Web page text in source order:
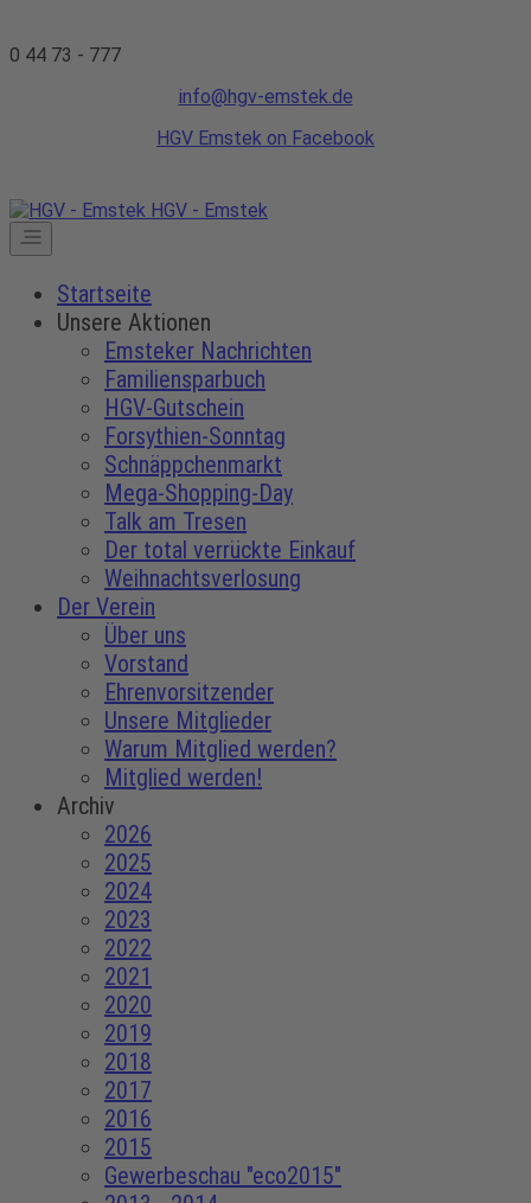
0 44 73 - 777
info@hgv-emstek.de
HGV Emstek on Facebook
HGV - Emstek
Startseite
Unsere Aktionen
Emsteker Nachrichten
Familiensparbuch
HGV-Gutschein
Forsythien-Sonntag
Schnäppchenmarkt
Mega-Shopping-Day
Talk am Tresen
Der total verrückte Einkauf
Weihnachtsverlosung
Der Verein
Über uns
Vorstand
Ehrenvorsitzender
Unsere Mitglieder
Warum Mitglied werden?
Mitglied werden!
Archiv
2026
2025
2024
2023
2022
2021
2020
2019
2018
2017
2016
2015
Gewerbeschau "eco2015"